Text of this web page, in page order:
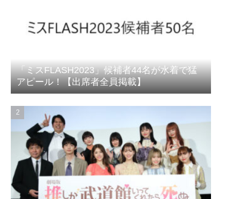
「ミスFLASH2023」候補者44名が水着で猛
アピール！【出席者全員掲載】